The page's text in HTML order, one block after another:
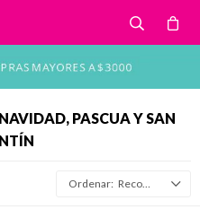
PASCUA Y SAN
Recomendados